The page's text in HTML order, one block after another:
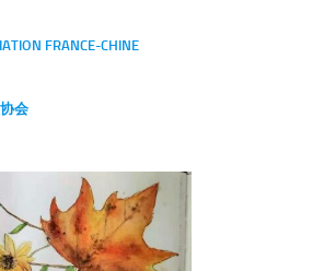
FRANCE-CHINE
会